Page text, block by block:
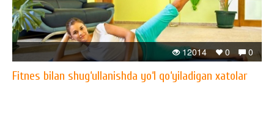
0
0
12014
Fitnes bilan shug‘ullanishda yo‘l qo‘yiladigan xatolar